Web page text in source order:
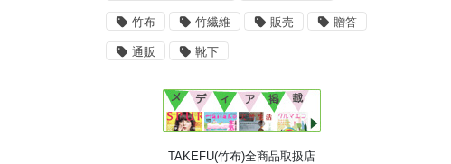
竹布 竹繊維 販売 贈答
通販 靴下
TAKEFU(竹布)全商品取扱店